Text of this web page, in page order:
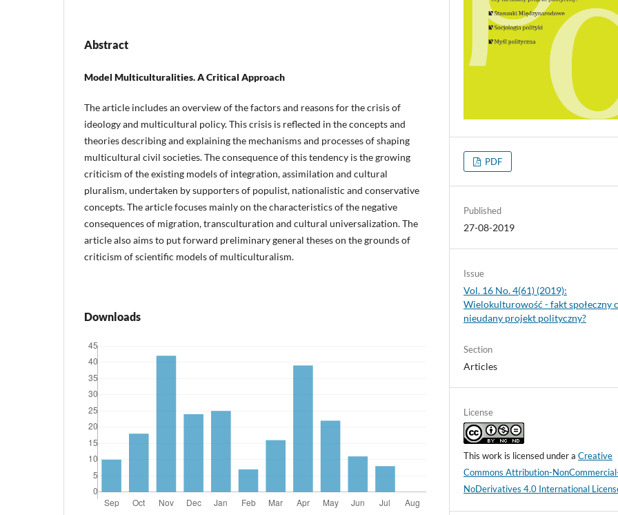
Abstract
Model Multiculturalities. A Critical Approach
The article includes an overview of the factors and reasons for the crisis of
ideology and multicultural policy. This crisis is reflected in the concepts and
theories describing and explaining the mechanisms and processes of shaping
multicultural civil societies. The consequence of this tendency is the growing
criticism of the existing models of integration, assimilation and cultural
pluralism, undertaken by supporters of populist, nationalistic and conservative
concepts. The article focuses mainly on the characteristics of the negative
consequences of migration, transculturation and cultural universalization. The
article also aims to put forward preliminary general theses on the grounds of
criticism of scientific models of multiculturalism.
Downloads
PDF
Published
27-08-2019
Issue
Vol. 16 No. 4(61) (2019):
Wielokulturowość - fakt społeczny
nieudany projekt polityczny?
Section
Articles
License
This work is licensed under aCreative
Commons Attribution-
NoDerivatives 4.0 International